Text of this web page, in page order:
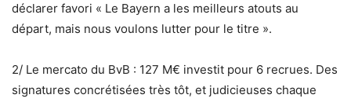
déclarer favori « Le Bayern a les meilleurs atouts au
départ, mais nous voulons lutter pour le titre ».
2/ Le mercato du BvB : 127 M€ investit pour 6 recrues. Des
signatures concrétisées très tôt, et judicieuses chaque